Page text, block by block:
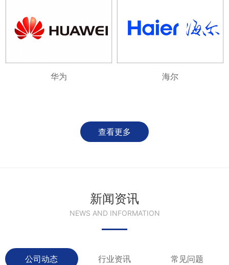
华为 海尔
查看更多
新闻资讯
NEWS AND INFORMATION
公司动态 行业资讯 常见问题